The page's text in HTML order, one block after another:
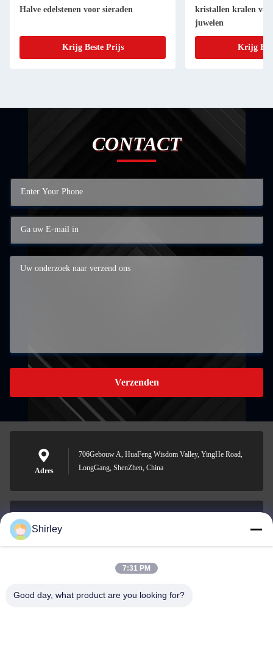
Halve edelstenen voor sieraden
Krijg Beste Prijs
kristallen kralen
juwelen
Krijg
CONTACT
Verzenden
Adres
706Gebouw A, HuaFeng Wisdom Valley, YingHe Road,
LongGang, ShenZhen, China
0086-18148506772
Shirley
7:31 PM
Good day, what product are you looking for?